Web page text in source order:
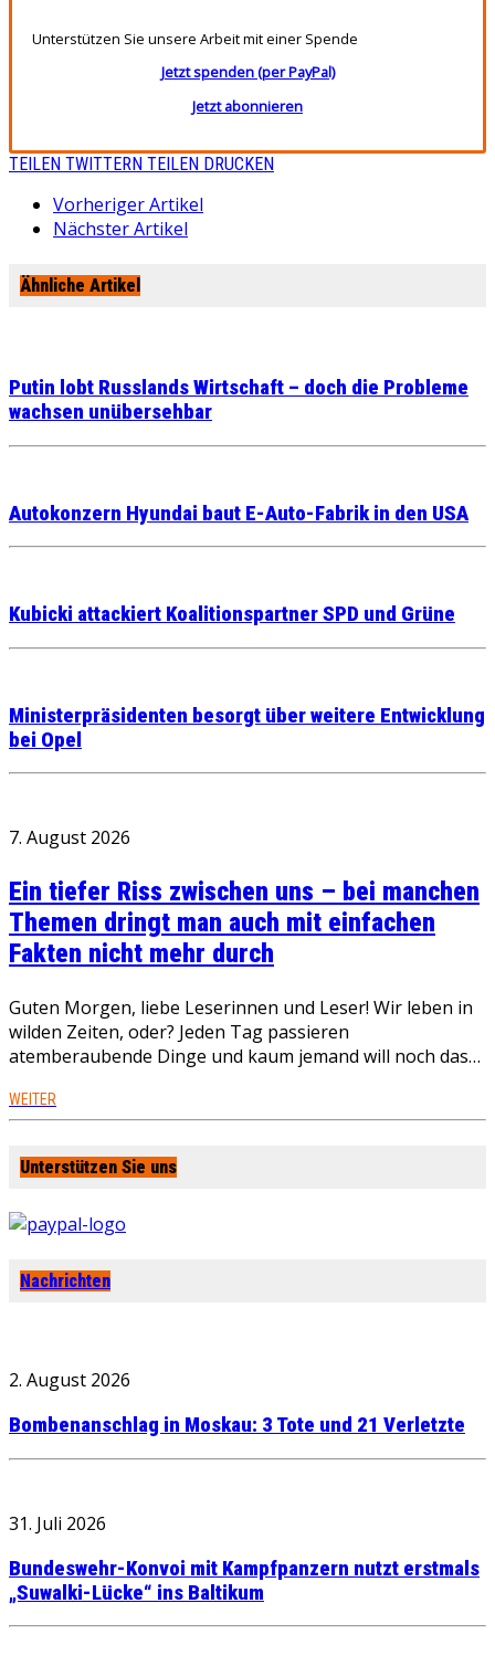
Unterstützen Sie unsere Arbeit mit einer Spende
Jetzt spenden (per PayPal)
Jetzt abonnieren
TEILEN TWITTERN TEILEN DRUCKEN
Vorheriger Artikel
Nächster Artikel
Ähnliche Artikel
Putin lobt Russlands Wirtschaft – doch die Probleme
wachsen unübersehbar
Autokonzern Hyundai baut E-Auto-Fabrik in den USA
Kubicki attackiert Koalitionspartner SPD und Grüne
Ministerpräsidenten besorgt über weitere Entwicklung
bei Opel
7. August 2026
Ein tiefer Riss zwischen uns – bei manchen
Themen dringt man auch mit einfachen
Fakten nicht mehr durch
Guten Morgen, liebe Leserinnen und Leser! Wir leben in
wilden Zeiten, oder? Jeden Tag passieren
atemberaubende Dinge und kaum jemand will noch das…
WEITER
Unterstützen Sie uns
Nachrichten
2. August 2026
Bombenanschlag in Moskau: 3 Tote und 21 Verletzte
31. Juli 2026
Bundeswehr-Konvoi mit Kampfpanzern nutzt erstmals
„Suwalki-Lücke“ ins Baltikum